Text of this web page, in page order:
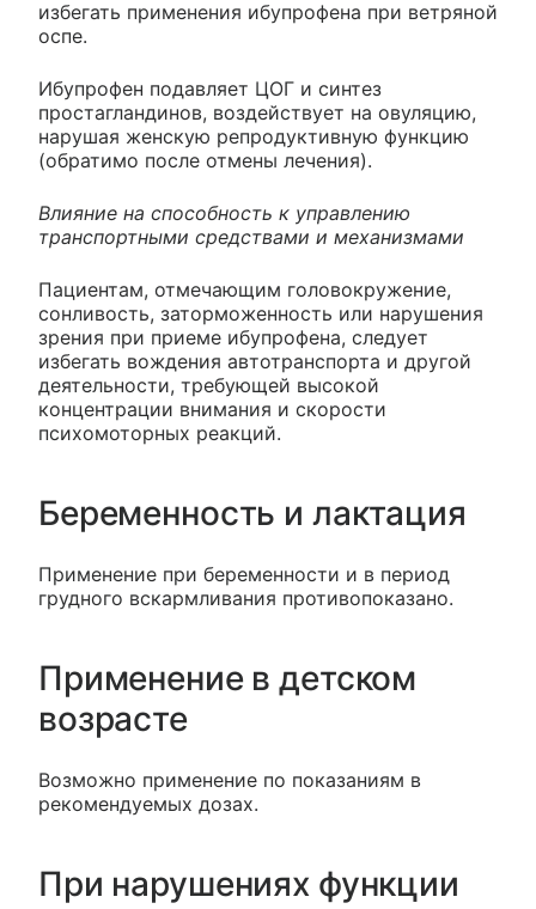
избегать применения ибупрофена при ветряной
оспе.
Ибупрофен подавляет ЦОГ и синтез
простагландинов, воздействует на овуляцию,
нарушая женскую репродуктивную функцию
(обратимо после отмены лечения).
Влияние на способность к управлению
транспортными средствами и механизмами
Пациентам, отмечающим головокружение,
сонливость, заторможенность или нарушения
зрения при приеме ибупрофена, следует
избегать вождения автотранспорта и другой
деятельности, требующей высокой
концентрации внимания и скорости
психомоторных реакций.
Беременность и лактация
Применение при беременности и в период
грудного вскармливания противопоказано.
Применение в детском
возрасте
Возможно применение по показаниям в
рекомендуемых дозах.
При нарушениях функции